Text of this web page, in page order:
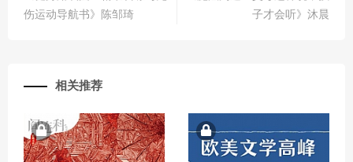
伤运动导航书》陈邹琦
子才会听》沐晨
相关推荐